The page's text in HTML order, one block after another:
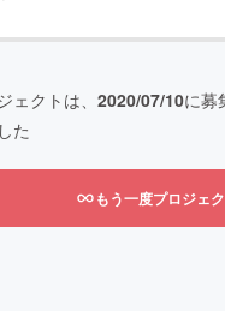
ェクトは、 2020/07/10に募
た
もう一度プロジェ